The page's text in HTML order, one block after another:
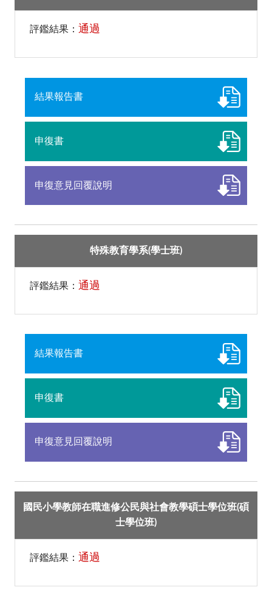
評鑑結果： 通過
結果報告書
申復書
申復意見回覆說明
特殊教育學系(學士班)
評鑑結果： 通過
結果報告書
申復書
申復意見回覆說明
國民小學教師在職進修公民與社會教學碩士學位班(碩
士學位班)
評鑑結果： 通過